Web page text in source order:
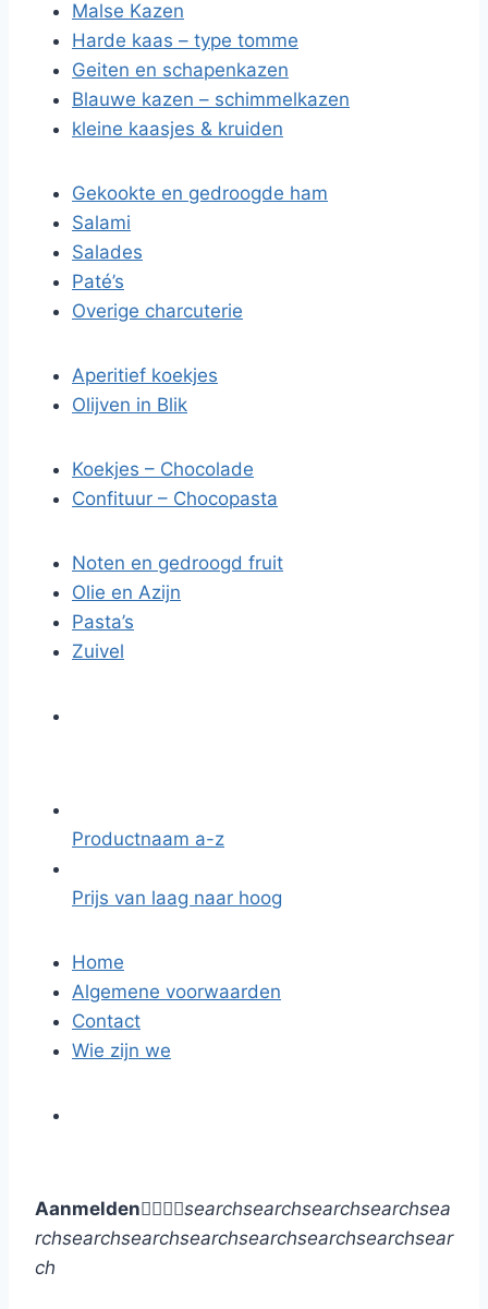
Malse Kazen
Harde kaas – type tomme
Geiten en schapenkazen
Blauwe kazen – schimmelkazen
kleine kaasjes & kruiden
Gekookte en gedroogde ham
Salami
Salades
Paté’s
Overige charcuterie
Aperitief koekjes
Olijven in Blik
Koekjes – Chocolade
Confituur – Chocopasta
Noten en gedroogd fruit
Olie en Azijn
Pasta’s
Zuivel
Productnaam a-z
Prijs van laag naar hoog
Home
Algemene voorwaarden
Contact
Wie zijn we
Aanmeldensearchsearchsearchsearchsea
rchsearchsearchsearchsearchsearchsearchsear
ch